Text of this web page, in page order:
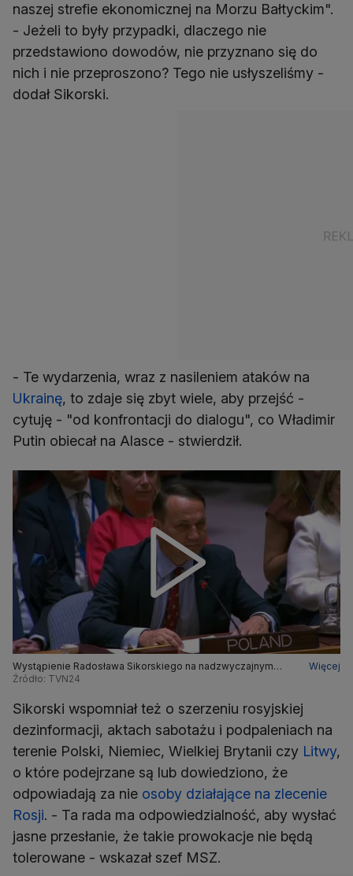
naszej strefie ekonomicznej na Morzu Bałtyckim".
- Jeżeli to były przypadki, dlaczego nie
przedstawiono dowodów, nie przyznano się do
nich i nie przeproszono? Tego nie usłyszeliśmy -
dodał Sikorski.
- Te wydarzenia, wraz z nasileniem ataków na
Ukrainę, to zdaje się zbyt wiele, aby przejść -
cytuję - "od konfrontacji do dialogu", co Władimir
Putin obiecał na Alasce - stwierdził.
Wystąpienie Radosława Sikorskiego na nadzwyczajnym
posiedzeniu Rady Bezpieczeństwa ONZ
Więcej
Źródło: TVN24
Sikorski wspomniał też o szerzeniu rosyjskiej
dezinformacji, aktach sabotażu i podpaleniach na
terenie Polski, Niemiec, Wielkiej Brytanii czy Litwy,
o które podejrzane są lub dowiedziono, że
odpowiadają za nie osoby działające na zlecenie
Rosji. - Ta rada ma odpowiedzialność, aby wysłać
jasne przesłanie, że takie prowokacje nie będą
tolerowane - wskazał szef MSZ.